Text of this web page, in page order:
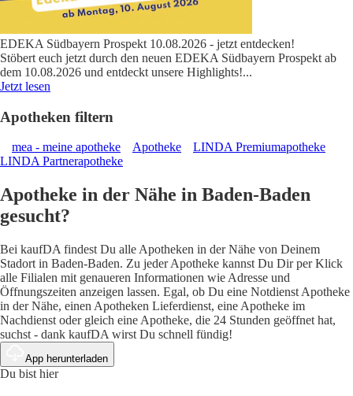
EDEKA Südbayern Prospekt 10.08.2026 - jetzt entdecken!
Stöbert euch jetzt durch den neuen EDEKA Südbayern Prospekt ab
dem 10.08.2026 und entdeckt unsere Highlights!...
Jetzt lesen
Apotheken filtern
mea - meine apotheke Apotheke
LINDA Premiumapotheke
LINDA Partnerapotheke
Apotheke in der Nähe in Baden-Baden
gesucht?
Bei kaufDA findest Du alle Apotheken in der Nähe von Deinem
Stadort in Baden-Baden. Zu jeder Apotheke kannst Du Dir per Klick
alle Filialen mit genaueren Informationen wie Adresse und
Öffnungszeiten anzeigen lassen. Egal, ob Du eine Notdienst Apotheke
in der Nähe, einen Apotheken Lieferdienst, eine Apotheke im
Nachdienst oder gleich eine Apotheke, die 24 Stunden geöffnet hat,
suchst - dank kaufDA wirst Du schnell fündig!
App herunterladen
Du bist hier